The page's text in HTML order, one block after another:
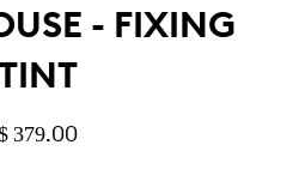
- FIXING
379.00